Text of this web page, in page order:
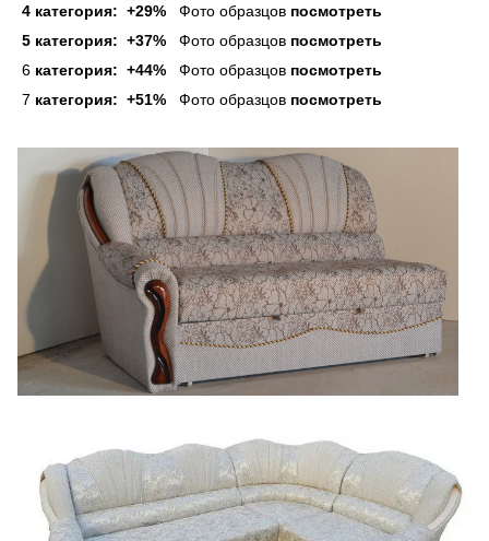
4 категория: +29% Фото образцов посмотреть
5 категория: +37% Фото образцов посмотреть
6 категория: +44% Фото образцов посмотреть
7 категория: +51% Фото образцов посмотреть